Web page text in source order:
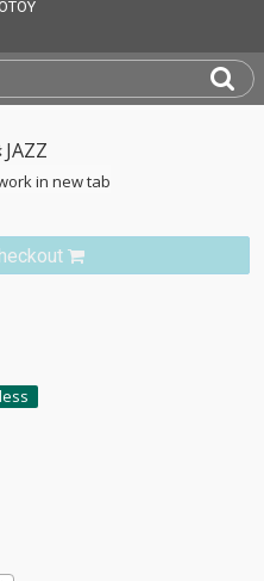
in new tab